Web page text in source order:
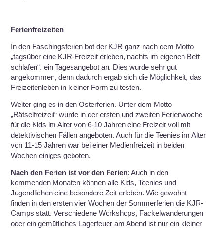
Ferienfreizeiten
In den Faschingsferien bot der KJR ganz nach dem Motto
„tagsüber eine KJR-Freizeit erleben, nachts im eigenen Bett
schlafen“, ein Tagesangebot an. Dies wurde sehr gut
angekommen, denn dadurch ergab sich die Möglichkeit, das
Freizeitenleben in kleiner Form zu testen.
Weiter ging es in den Osterferien. Unter dem Motto
„Rätselfreizeit“ wurde in der ersten und zweiten Ferienwoche
für die Kids im Alter von 6-10 Jahren eine Freizeit voll mit
detektivischen Fällen angeboten. Auch für die Teenies im Alter
von 11-15 Jahren war bei einer Medienfreizeit in beiden
Wochen einiges geboten.
Nach den Ferien ist vor den Ferien: Auch in den
kommenden Monaten können alle Kids, Teenies und
Jugendlichen eine besondere Zeit erleben. Wie gewohnt
finden in den ersten vier Wochen der Sommerferien die KJR-
Camps statt. Verschiedene Workshops, Fackelwanderungen
oder ein gemütliches Lagerfeuer am Abend ist nur ein kleiner